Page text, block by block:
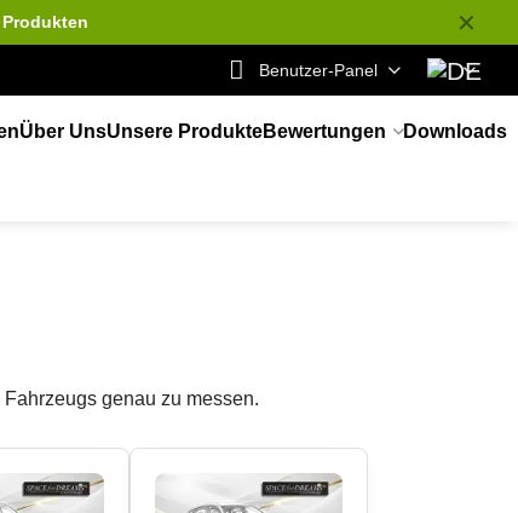
✕
Benutzer-Panel
Über UnsUnsere ProdukteBewertungen Downloads
genau zu messen.